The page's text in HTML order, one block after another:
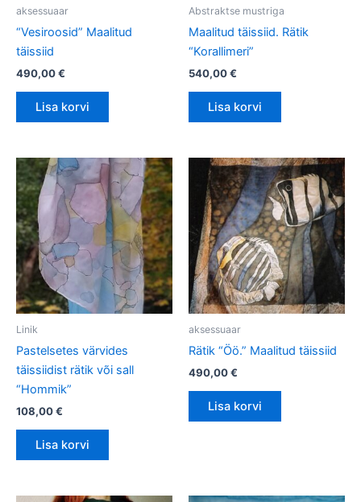
aksessuaar
“Vesiroosid” Maalitud
täissiid
490,00€
Lisa korvi
Abstraktse mustriga
Maalitud täissiid. Rätik
“Korallimeri”
540,00€
Lisa korvi
Linik
Pastelsetes värvides
täissiidist rätik või sall
“Hommik”
108,00€
Lisa korvi
aksessuaar
Rätik “Öö.” Maalitud täissiid
490,00€
Lisa korvi